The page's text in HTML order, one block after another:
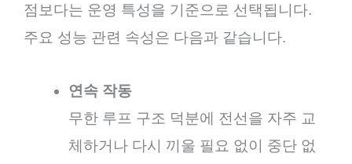
점보다는 운영 특성을 기준으로 선택됩니다.
주요 성능 관련 속성은 다음과 같습니다.
연속 작동
무한 루프 구조 덕분에 전선을 자주 교
체하거나 다시 끼울 필요 없이 중단 없